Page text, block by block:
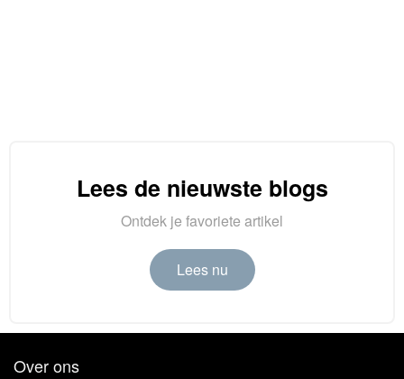
Lees de nieuwste blogs
Ontdek je favoriete artikel
Lees nu
Over ons